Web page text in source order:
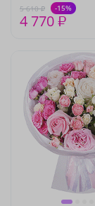
5 610 ₽ -15%
4 770 ₽